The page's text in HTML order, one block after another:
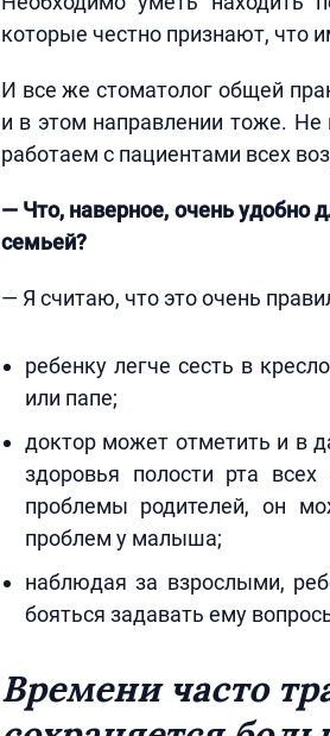
которые честно признают, что
И все же стоматолог общей
и в этом направлении тоже. Не
работаем с пациентами всех
— Что, наверное, очень удобно
семьей?
— Я считаю, что это очень
ребенку легче сесть в
или папе;
доктор может отметить и в
здоровья полости рта
проблемы родителей, он
проблем у малыша;
наблюдая за взрослыми,
бояться задавать ему
Времени часто